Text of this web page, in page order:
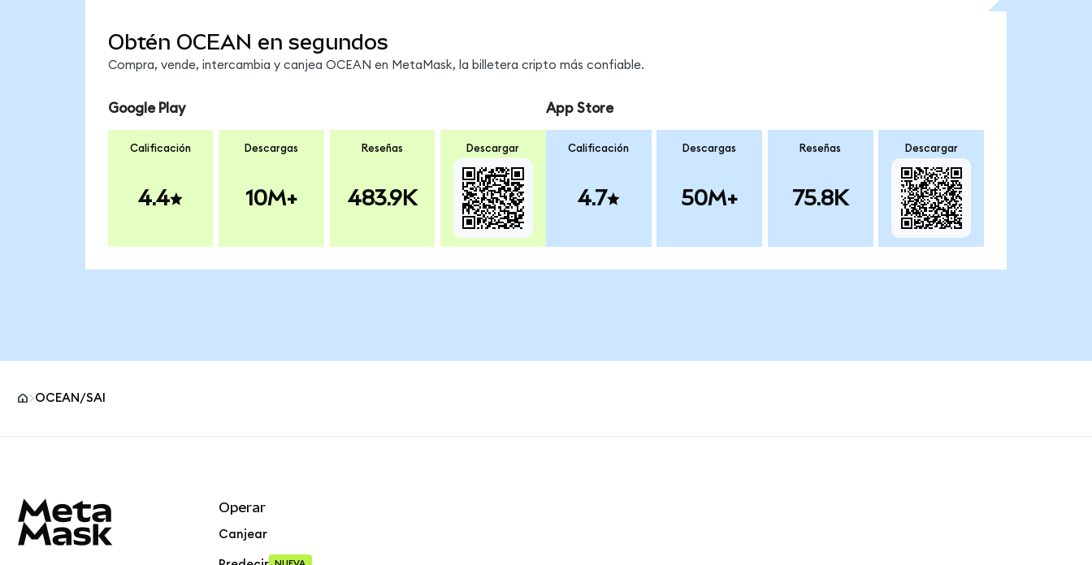
Obtén OCEAN en segundos
Compra, vende, intercambia y canjea OCEAN en MetaMask, la billetera cripto más confiable.
Google Play
Calificación
4.4
Descargas
10M+
Reseñas
483.9K
Descargar
App Store
Calificación
4.7
Descargas
50M+
Reseñas
75.8K
Descargar
OCEAN/SAI
Operar
Canjear